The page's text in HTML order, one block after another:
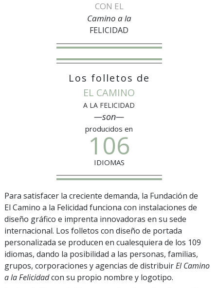
CON EL
Camino a la
FELICIDAD
Los folletos de
EL CAMINO
A LA FELICIDAD
—son—
producidos en
106
IDIOMAS
Para satisfacer la creciente demanda, la Fundación de
El Camino a la Felicidad funciona con instalaciones de
diseño gráfico e imprenta innovadoras en su sede
internacional. Los folletos con diseño de portada
personalizada se producen en cualesquiera de los 109
idiomas, dando la posibilidad a las personas, familias,
grupos, corporaciones y agencias de distribuirEl Camino
a la Felicidadcon su propio nombre y logotipo.